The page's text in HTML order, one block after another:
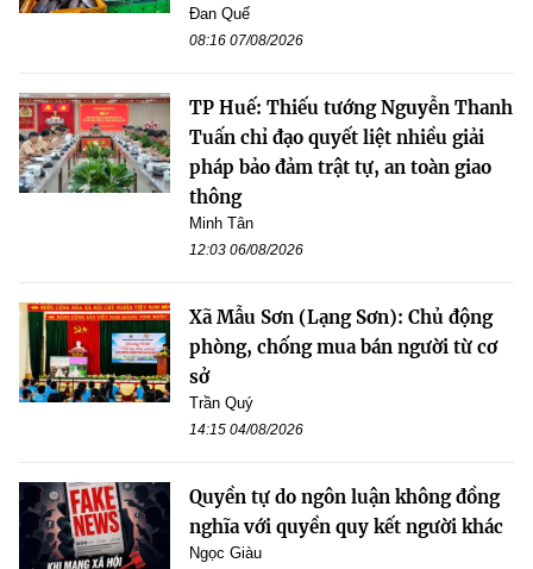
Đan Quế
08:16 07/08/2026
TP Huế: Thiếu tướng Nguyễn Thanh
Tuấn chỉ đạo quyết liệt nhiều giải
pháp bảo đảm trật tự, an toàn giao
thông
Minh Tân
12:03 06/08/2026
Xã Mẫu Sơn (Lạng Sơn): Chủ động
phòng, chống mua bán người từ cơ
sở
Trần Quý
14:15 04/08/2026
Quyền tự do ngôn luận không đồng
nghĩa với quyền quy kết người khác
Ngọc Giàu